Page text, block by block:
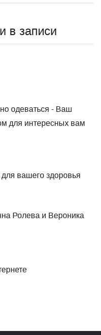
в записи
одеваться - Ваш
для интересных вам
вашего здоровья
Ролева и Вероника